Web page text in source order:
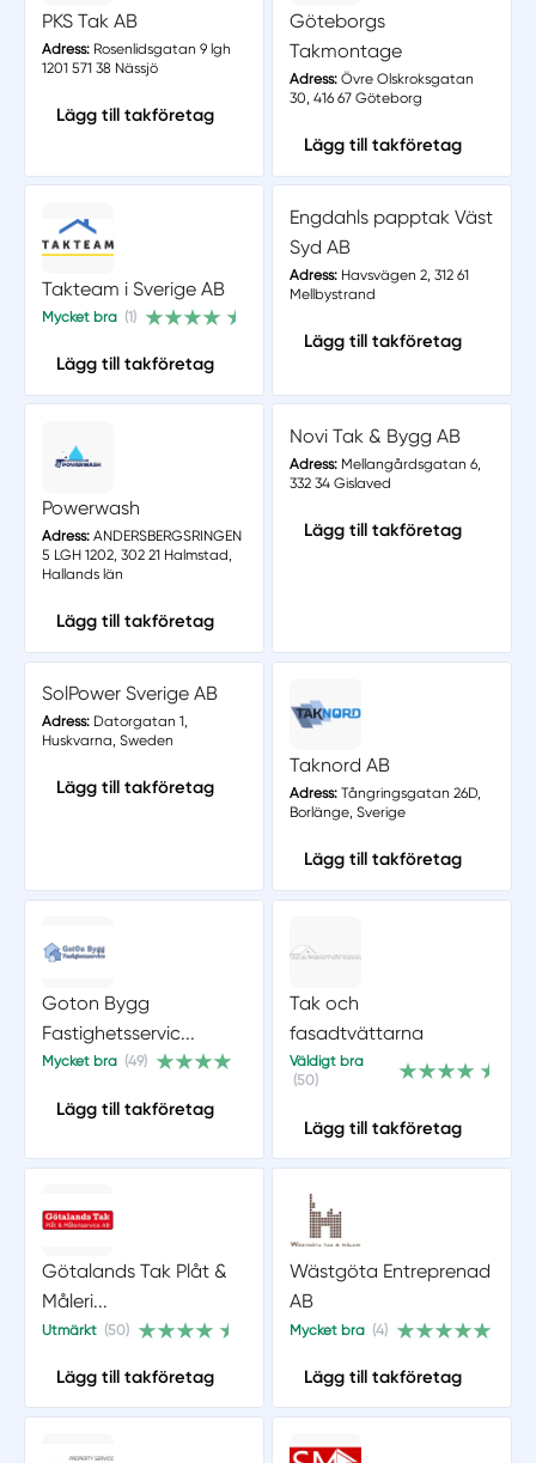
PKS Tak AB
Adress:Rosenlidsgatan 9 lgh
1201 571 38 Nässjö
Lägg till takföretag
Göteborgs
Takmontage
Adress:Övre Olskroksgatan
30, 416 67 Göteborg
Lägg till takföretag
Takteam i Sverige AB
Mycket bra (1)
Lägg till takföretag
Engdahls papptak Väst
Syd AB
Adress:Havsvägen 2, 312 61
Mellbystrand
Lägg till takföretag
Powerwash
Adress:ANDERSBERGSRINGEN
5 LGH 1202, 302 21 Halmstad,
Hallands län
Lägg till takföretag
Novi Tak & Bygg AB
Adress:Mellangårdsgatan 6,
332 34 Gislaved
Lägg till takföretag
SolPower Sverige AB
Adress:Datorgatan 1,
Huskvarna, Sweden
Lägg till takföretag
Taknord AB
Adress:Tångringsgatan 26D,
Borlänge, Sverige
Lägg till takföretag
Goton Bygg
Fastighetsservic...
Mycket bra (49)
Lägg till takföretag
Tak och
fasadtvättarna
Väldigt bra
(50)
Lägg till takföretag
Götalands Tak Plåt &
Måleri...
Utmärkt (50)
Lägg till takföretag
Wästgöta Entreprenad
AB
Mycket bra (4)
Lägg till takföretag